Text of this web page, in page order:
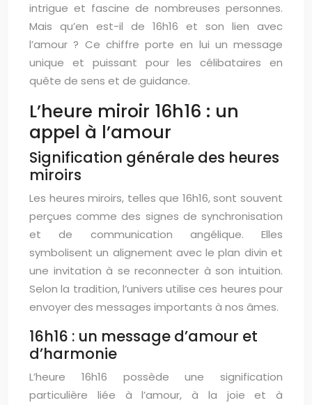
intrigue et fascine de nombreuses personnes.
Mais qu’en est-il de 16h16 et son lien avec
l’amour ? Ce chiffre porte en lui un message
unique et puissant pour les célibataires en
quête de sens et de guidance.
L’heure miroir 16h16 : un
appel à l’amour
Signification générale des heures
miroirs
Les heures miroirs, telles que 16h16, sont souvent
perçues comme des signes de synchronisation
et de communication angélique. Elles
symbolisent un alignement avec le plan divin et
une invitation à se reconnecter à son intuition.
Selon la tradition, l’univers utilise ces heures pour
envoyer des messages importants à nos âmes.
16h16 : un message d’amour et
d’harmonie
L’heure 16h16 possède une signification
particulière liée à l’amour, à la joie et à